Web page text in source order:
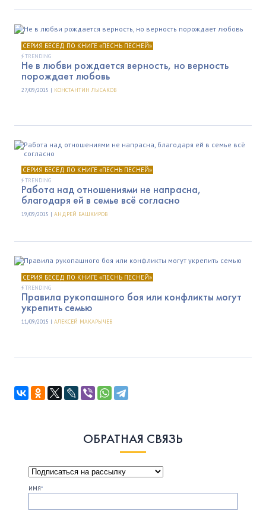
СЕРИЯ БЕСЕД ПО КНИГЕ «ПЕСНЬ ПЕСНЕЙ»
TRENDING
Не в любви рождается верность, но верность
порождает любовь
27/09/2015 | КОНСТАНТИН ЛЫСАКОВ
СЕРИЯ БЕСЕД ПО КНИГЕ «ПЕСНЬ ПЕСНЕЙ»
TRENDING
Работа над отношениями не напрасна,
благодаря ей в семье всё согласно
19/09/2015 | АНДРЕЙ БАШКИРОВ
СЕРИЯ БЕСЕД ПО КНИГЕ «ПЕСНЬ ПЕСНЕЙ»
TRENDING
Правила рукопашного боя или конфликты могут
укрепить семью
11/09/2015 | АЛЕКСЕЙ МАКАРЫЧЕВ
ОБРАТНАЯ СВЯЗЬ
ИМЯ*